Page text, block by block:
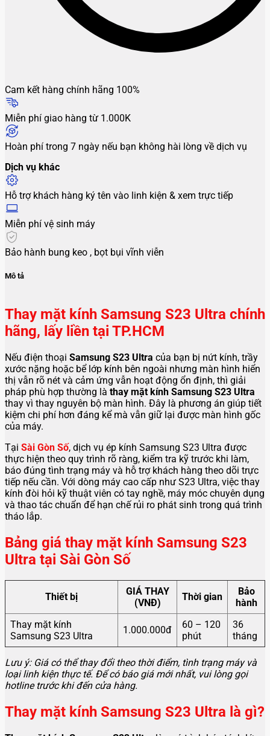
Cam kết hàng chính hãng 100%
Miễn phí giao hàng từ 1.000K
Hoàn phí trong 7 ngày nếu bạn không hài lòng về dịch vụ
Dịch vụ khác
Hỗ trợ khách hàng ký tên vào linh kiện & xem trực tiếp
Miễn phí vệ sinh máy
Bảo hành bung keo , bọt bụi vĩnh viễn
Mô tả
Thay mặt kính Samsung S23 Ultra chính
hãng, lấy liền tại TP.HCM
Nếu điện thoại Samsung S23 Ultra của bạn bị nứt kính, trầy
xước nặng hoặc bể lớp kính bên ngoài nhưng màn hình hiển
thị vẫn rõ nét và cảm ứng vẫn hoạt động ổn định, thì giải
pháp phù hợp thường là thay mặt kính Samsung S23 Ultra
thay vì thay nguyên bộ màn hình. Đây là phương án giúp tiết
kiệm chi phí hơn đáng kể mà vẫn giữ lại được màn hình gốc
của máy.
Tại Sài Gòn Số, dịch vụ ép kính Samsung S23 Ultra được
thực hiện theo quy trình rõ ràng, kiểm tra kỹ trước khi làm,
báo đúng tình trạng máy và hỗ trợ khách hàng theo dõi trực
tiếp nếu cần. Với dòng máy cao cấp như S23 Ultra, việc thay
kính đòi hỏi kỹ thuật viên có tay nghề, máy móc chuyên dụng
và thao tác chuẩn để hạn chế rủi ro phát sinh trong quá trình
tháo lắp.
Bảng giá thay mặt kính Samsung S23
Ultra tại Sài Gòn Số
Thiết bị
GIÁ THAY
(VNĐ)
Thời gian
Bảo
hành
Thay mặt kính
Samsung S23 Ultra
1.000.000đ
60 – 120
phút
36
tháng
Lưu ý: Giá có thể thay đổi theo thời điểm, tình trạng máy và
loại linh kiện thực tế. Để có báo giá mới nhất, vui lòng gọi
hotline trước khi đến cửa hàng.
Thay mặt kính Samsung S23 Ultra là gì?